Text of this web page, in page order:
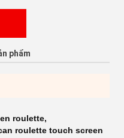
phẩm
roulette,
roulette touch screen